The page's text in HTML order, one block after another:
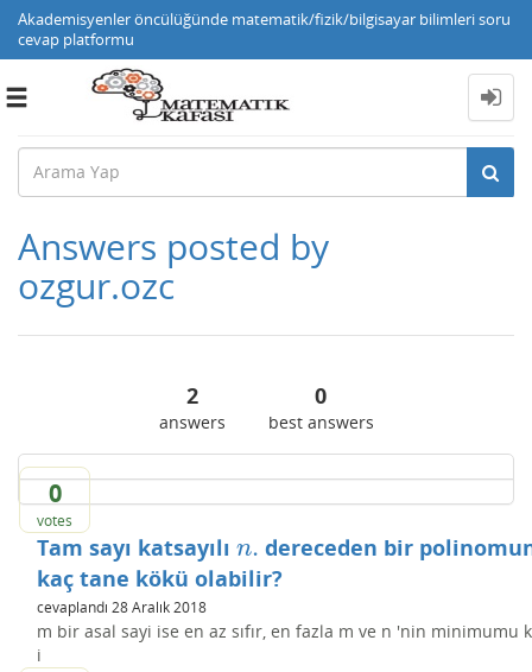
Akademisyenler öncülüğünde matematik/fizik/bilgisayar bilimleri soru
cevap platformu
Toggle
Answers posted by
ozgur.ozc
2
answers
0
best answers
0
votes
Tam sayı katsayılı n.
n. dereceden bir
kaç tane kökü olabilir?
cevaplandı 28 Aralık 2018
m bir asal sayi ise en az sıfır, en fazla m ve n 'nin
i